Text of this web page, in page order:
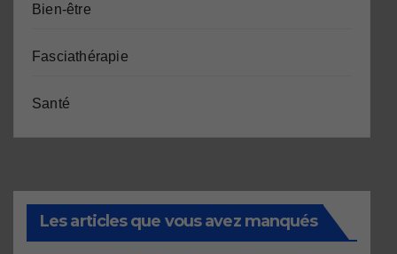
Bien-être
Fasciathérapie
Santé
Les articles que vous avez manqués